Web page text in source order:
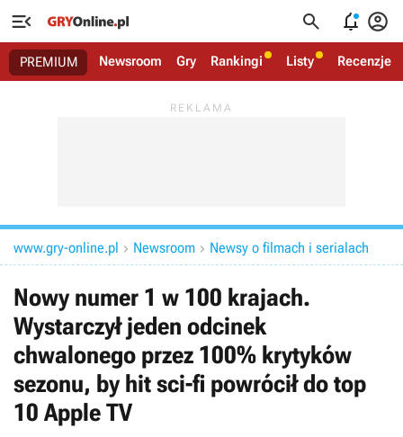
   
PREMIUM Newsroom Gry Rankingi Listy Recenzje
www.gry-online.pl  Newsroom  Newsy o filmach i serialach
Nowy numer 1 w 100 krajach.
Wystarczył jeden odcinek
chwalonego przez 100% krytyków
sezonu, by hit sci-fi powrócił do top
10 Apple TV